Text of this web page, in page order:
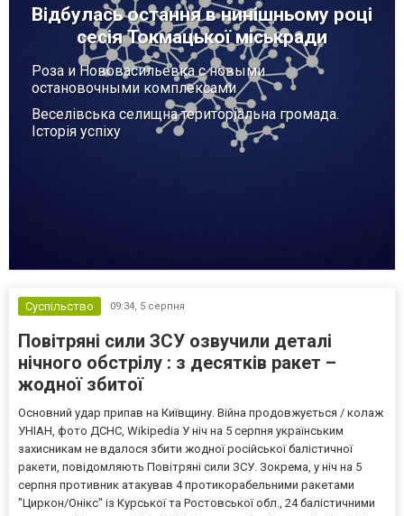
Відбулась остання в нинішньому році
сесія Токмацької міськради
Роза и Нововасильевка с новыми
остановочными комплексами
Веселівська селищна територіальна громада.
Історія успіху
Суспільство 09:34, 5 серпня
Повітряні сили ЗСУ озвучили деталі
нічного обстрілу : з десятків ракет –
жодної збитої
Основний удар припав на Київщину. Війна продовжується / колаж
УНІАН, фото ДСНС, Wikipedia У ніч на 5 серпня українським
захисникам не вдалося збити жодної російської балістичної
ракети, повідомляють Повітряні сили ЗСУ. Зокрема, у ніч на 5
серпня противник атакував 4 протикорабельними ракетами
"Циркон/Онікс" із Курської та Ростовської обл., 24 балістичними